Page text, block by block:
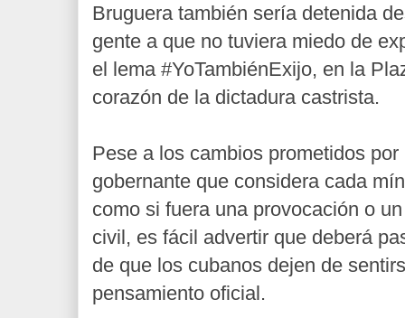
Bruguera también sería detenida
gente a que no tuviera miedo de
el lema #YoTambiénExijo, en la
corazón de la dictadura castrista.
Pese a los cambios prometidos
gobernante que considera cada
como si fuera una provocación o
civil, es fácil advertir que deberá
de que los cubanos dejen de
pensamiento oficial.